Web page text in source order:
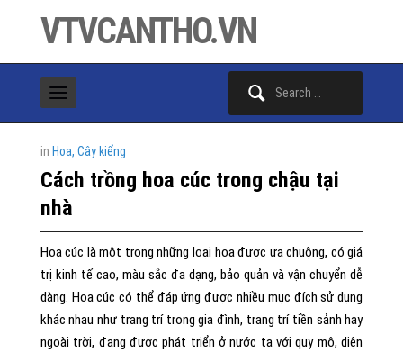
VTVCANTHO.VN
in Hoa, Cây kiểng
Cách trồng hoa cúc trong chậu tại
nhà
Hoa cúc là một trong những loại hoa được ưa chuộng, có giá
trị kinh tế cao, màu sắc đa dạng, bảo quản và vận chuyển dễ
dàng. Hoa cúc có thể đáp ứng được nhiều mục đích sử dụng
khác nhau như trang trí trong gia đình, trang trí tiền sảnh hay
ngoài trời, đang được phát triển ở nước ta với quy mô, diện